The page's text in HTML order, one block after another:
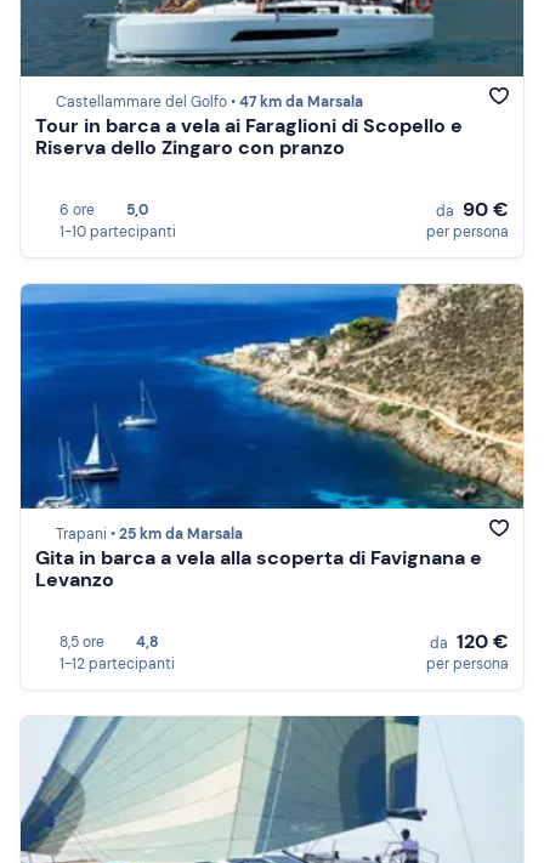
Castellammare del Golfo •47 km da Marsala
Tour in barca a vela ai Faraglioni di Scopello e
Riserva dello Zingaro con pranzo
6 ore
5,0
1-10 partecipanti
da 90 €
per persona
Trapani •25 km da Marsala
Gita in barca a vela alla scoperta di Favignana e
Levanzo
8,5 ore
4,8
1-12 partecipanti
da 120 €
per persona